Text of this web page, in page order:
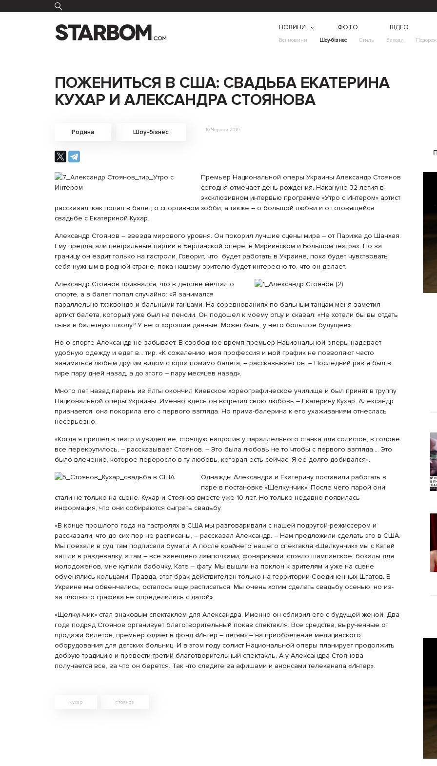
НОВИНИ
Всі новини Шоу-бізнес Стиль Заходи Подорожі
ФОТО ВІДЕО
ПОЖЕНИТЬСЯ В США: СВАДЬБА ЕКАТЕРИНА
КУХАР И АЛЕКСАНДРА СТОЯНОВА
Родина Шоу-бізнес 10 Червня 2019
Премьер Национальной оперы Украины Александр Стоянов
сегодня отмечает день рождения. Накануне 32-летия в
эксклюзивном интервью программе «Утро с Интером» артист
рассказал, как попал в балет, о спортивном хобби, а также – о большой любви и о готовящейся
свадьбе с Екатериной Кухар.
Александр Стоянов – звезда мирового уровня. Он покорил лучшие сцены мира – от Парижа до Шанхая.
Ему предлагали центральные партии в Берлинской опере, в Мариинском и Большом театрах. Но за
границу он ездит только на гастроли. Говорит, что будет работать в Украине, пока будет чувствовать
себя нужным в родной стране, пока нашему зрителю будет интересно то, что он делает.
Александр Стоянов признался, что в детстве мечтал о
спорте, а в балет попал случайно: «Я занимался
параллельно тхэквондо и бальными танцами. На соревнованиях по бальным танцам меня заметил
артист балета, который уже был на пенсии. Он подошел к моему отцу и сказал: «Не хотели бы вы отдать
сына в балетную школу? У него хорошие данные. Может быть, у него большое будущее».
Но о спорте Александр не забывает. В свободное время премьер Национальной оперы надевает
удобную одежду и едет в… тир. «К сожалению, моя профессия и мой график не позволяют часто
заниматься любым другим видом спорта помимо балета, – рассказывает он. – Последний раз я был в
тире пару дней назад, а до этого – пару месяцев назад».
Много лет назад парень из Ялты окончил Киевское хореографическое училище и был принят в труппу
Национальной оперы Украины. Именно здесь он встретил свою любовь – Екатерину Кухар. Александр
признается: она покорила его с первого взгляда. Но прима-балерина к его ухаживаниям отнеслась
несерьезно.
«Когда я пришел в театр и увидел ее, стоящую напротив у параллельного станка для солистов, в голове
все перекрутилось, – рассказывает Стоянов. – Это была любовь не то чтобы с первого взгляда…. Это
было влечение, которое переросло в ту любовь, которая есть сейчас. Я ее долго добивался».
Однажды Александра и Екатерину поставили работать в
паре в постановке «Щелкунчик». После чего парой они
стали не только на сцене. Кухар и Стоянов вместе уже 10 лет. Но только недавно появилась
информация, что они собираются сыграть свадьбу.
«В конце прошлого года на гастролях в США мы разговаривали с нашей подругой-режиссером и
рассказали, что до сих пор не расписаны, – рассказал Александр. – Нам предложили сделать это в США.
Мы поехали в суд, там подписали бумаги. А после крайнего нашего спектакля «Щелкунчик» мы с Катей
зашли в раздевалку, а там – все завешено лампочками, фонариками, стояло шампанское, бокалы для
молодоженов, мне купили бабочку, Кате – фату. Мы вышли на поклон к зрителям и уже на сцене
обменялись кольцами. Правда, этот брак действителен только на территории Соединенных Штатов. В
Украине мы обвенчались, осталось еще расписаться. Мы очень хотим сделать свадьбу осенью, но из-
за плотного графика не определились с датой».
«Щелкунчик» стал знаковым спектаклем для Александра. Именно он сблизил его с будущей женой. Два
года подряд Стоянов организует благотворительный показ спектакля. Все средства, вырученные от
продажи билетов, премьер отдает в фонд «Интер – детям» – на приобретение медицинского
оборудования для детских больниц. И в этом году солист Национальной оперы планирует продолжить
добрую традицию и провести третий благотворительный спектакль. А у Александра Стоянова
получается все, за что он берется. Так что следите за афишами и анонсами телеканала «Интер».
кухар стоянов